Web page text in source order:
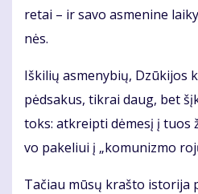
re­tai – ir sa­vo as­me­ni­ne
nės.
Iš­ki­lių as­me­ny­bių, Dzū­ki­jos
pėd­sa­kus, tik­rai daug, bet
toks: at­kreip­ti dė­me­sį į
vo pa­ke­liui į „ko­mu­niz­mo
Ta­čiau mū­sų kraš­to is­to­ri­ja